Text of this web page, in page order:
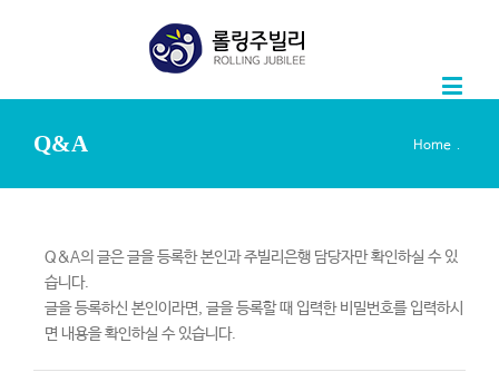
Q&A Home
Q&A의 글은 글을 등록한 본인과 주빌리은행 담당자만 확인하실 수 있
습니다.
글을 등록하신 본인이라면, 글을 등록할 때 입력한 비밀번호를 입력하시
면 내용을 확인하실 수 있습니다.